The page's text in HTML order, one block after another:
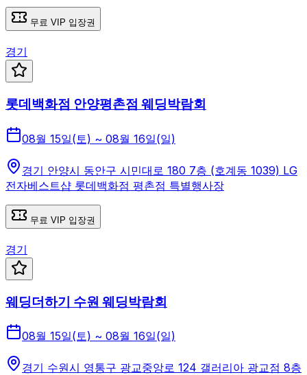
무료 VIP 입장권
경기
롯데백화점 안양평촌점 웨딩박람회
08월 15일(토) ~ 08월 16일(일)
경기 안양시 동안구 시민대로 180 7층 (호계동 1039) LG
전자베스트샵 롯데백화점 평촌점 특별행사장
무료 VIP 입장권
경기
웨딩더하기 수원 웨딩박람회
08월 15일(토) ~ 08월 16일(일)
경기 수원시 영통구 광교중앙로 124 갤러리아 광교점 8층